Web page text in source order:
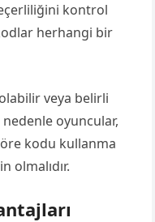
kontrol
herhangi bir
veya belirli
oyuncular,
kodu kullanma
olmalıdır.